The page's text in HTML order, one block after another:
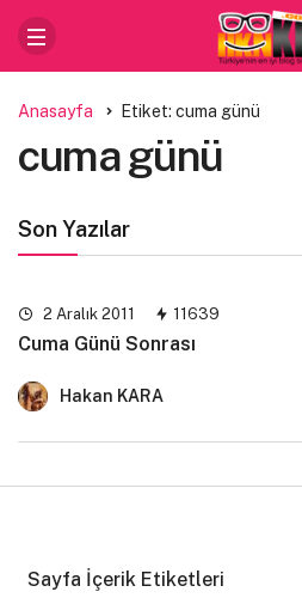
Anasayfa Etiket: cuma günü
cuma günü
Son Yazılar
2 Aralık 2011 11639
Cuma Günü Sonrası
Hakan KARA
Sayfa İçerik Etiketleri